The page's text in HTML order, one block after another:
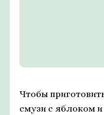
Чтобы
смузи с яблоком